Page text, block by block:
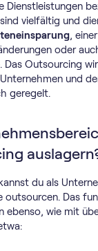
Dienstleistungen
vielfältig und
,
oder
Outsourcing
und
geregelt.
du als
outsourcen. Das
ebenso, wie mit